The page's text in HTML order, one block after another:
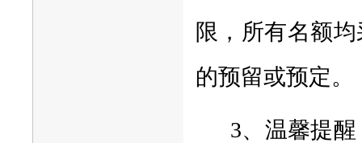
限，所有名额
的预留或预定。
3、温馨提